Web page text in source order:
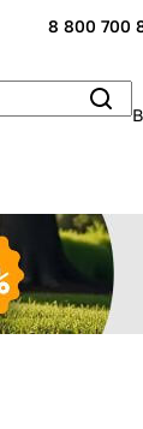
8 800 700